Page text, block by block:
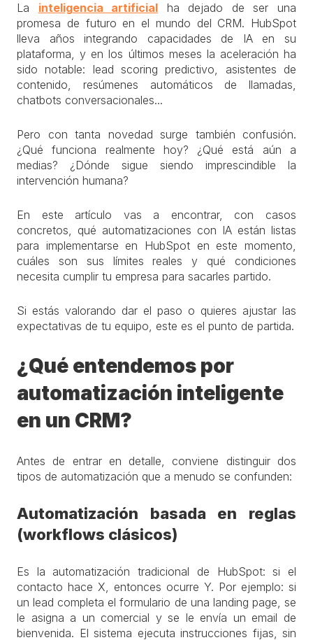
La inteligencia artificial ha dejado de ser una
promesa de futuro en el mundo del CRM. HubSpot
lleva años integrando capacidades de IA en su
plataforma, y en los últimos meses la aceleración ha
sido notable: lead scoring predictivo, asistentes de
contenido, resúmenes automáticos de llamadas,
chatbots conversacionales...
Pero con tanta novedad surge también confusión.
¿Qué funciona realmente hoy? ¿Qué está aún a
medias? ¿Dónde sigue siendo imprescindible la
intervención humana?
En este artículo vas a encontrar, con casos
concretos, qué automatizaciones con IA están listas
para implementarse en HubSpot en este momento,
cuáles son sus límites reales y qué condiciones
necesita cumplir tu empresa para sacarles partido.
Si estás valorando dar el paso o quieres ajustar las
expectativas de tu equipo, este es el punto de partida.
¿Qué entendemos por
automatización inteligente
en un CRM?
Antes de entrar en detalle, conviene distinguir dos
tipos de automatización que a menudo se confunden:
Automatización basada en reglas
(workflows clásicos)
Es la automatización tradicional de HubSpot: si el
contacto hace X, entonces ocurre Y. Por ejemplo: si
un lead completa el formulario de una landing page, se
le asigna a un comercial y se le envía un email de
bienvenida. El sistema ejecuta instrucciones fijas, sin